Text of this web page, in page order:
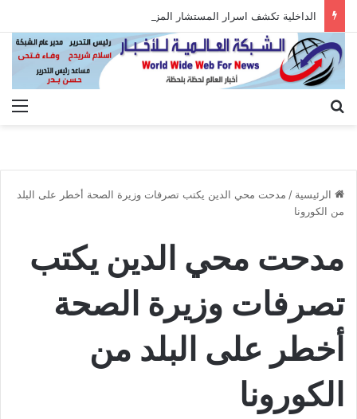
الرئيسية / مدحت محي الدين يكتب تصرفات وزيرة الصحة أخطر على البلد
من الكورونا
مدحت محي الدين يكتب
تصرفات وزيرة الصحة
أخطر على البلد من
الكورونا